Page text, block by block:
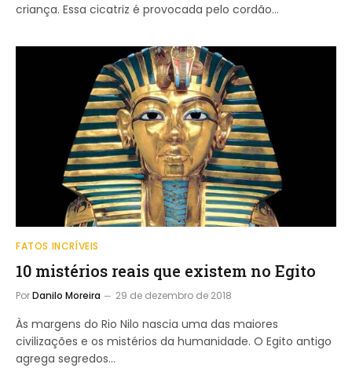
criança. Essa cicatriz é provocada pelo cordão…
FATOS INCRÍVEIS
10 mistérios reais que existem no Egito
PorDanilo Moreira 29 de dezembro de 2018
Às margens do Rio Nilo nascia uma das maiores
civilizações e os mistérios da humanidade. O Egito antigo
agrega segredos…